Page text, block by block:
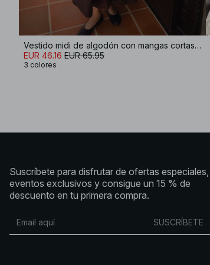
Vestido midi de algodón con mangas cortas y plisados
EUR 46.16 EUR 65.95
3 colores
Suscríbete para disfrutar de ofertas especiales,
eventos exclusivos y consigue un 15 % de
descuento en tu primera compra.
SUSCRÍBETE